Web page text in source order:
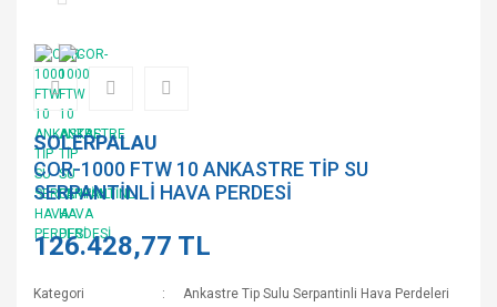
SOLERPALAU
COR-1000 FTW 10 ANKASTRE TİP SU
SERPANTİNLİ HAVA PERDESİ
126.428,77 TL
Kategori
Ankastre Tip Sulu Serpantinli Hava Perdeleri